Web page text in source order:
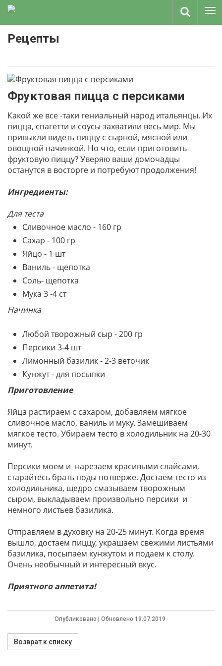
Рецепты
Фруктовая пицца с персиками
Какой же все -таки гениальный народ итальянцы. Их
пицца, спагетти и соусы захватили весь мир. Мы
привыкли видеть пиццу с сырной, мясной или
овощной начинкой. Но что, если приготовить
фруктовую пиццу? Уверяю ваши домочадцы
останутся в восторге и потребуют продолжения!
Ингредиенты:
Для теста
Сливочное масло - 160 гр
Сахар - 100 гр
Яйцо - 1 шт
Ваниль - щепотка
Соль- щепотка
Мука 3 -4 ст
Начинка
Любой творожный сыр - 200 гр
Персики 3-4 шт
Лимонный базилик - 2-3 веточик
Кунжут - для посыпки
Приготовление
Яйца растираем с сахаром, добавляем мягкое
сливочное масло, ваниль и муку. Замешиваем
мягкое тесто. Убираем тесто в холодильник на 20-30
минут.
Персики моем и нарезаем красивыми слайсами,
старайтесь брать поды потверже. Достаем тесто из
холодильника, щедро смазываем творожным
сыром, выкладываем произвольно персики и
немного листьев базилика.
Отправляем в духовку на 20-25 минут. Когда время
вышло, достаем пиццу, украшаем свежими листьями
базилика, посыпаем кунжутом и подаем к столу.
Очень необычный и интересный вкус.
Приятного аппетита!
Опубликовано | Обновлено 19.07.2019
Возврат к списку